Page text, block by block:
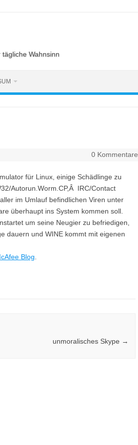
Wahnsinn
0 Kommentare
für Linux, einige Schädlinge zu
Autorun.Worm.CP,Â IRC/Contact
im Umlauf befindlichen Viren unter
überhaupt ins System kommen soll.
um seine Neugier zu befriedigen,
dauern und WINE kommt mit eigenen
Blog
unmoralisches Skype →